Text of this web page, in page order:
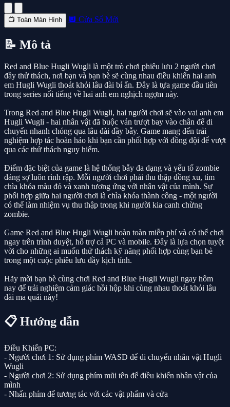
📺 Toàn Màn Hình 🔲 Cửa Sổ Mới
📝 Mô tả
Red and Blue Hugli Wugli là một trò chơi phiêu lưu 2 người chơi
đầy thử thách, nơi bạn và bạn bè sẽ cùng nhau điều khiển hai anh
em Hugli Wugli thoát khỏi lâu đài bí ẩn. Đây là tựa game đầu tiên
trong series nổi tiếng về hai anh em nghịch ngợm này.
Trong Red and Blue Hugli Wugli, hai người chơi sẽ vào vai anh em
Hugli Wugli - hai nhân vật đã buộc ván trượt bay vào chân để di
chuyển nhanh chóng qua lâu đài đầy bẫy. Game mang đến trải
nghiệm hợp tác hoàn hảo khi bạn cần phối hợp với đồng đội để vượt
qua các thử thách nguy hiểm.
Điểm đặc biệt của game là hệ thống bẫy đa dạng và yếu tố zombie
đáng sợ luôn rình rập. Mỗi người chơi phải thu thập đồng xu, tìm
chìa khóa màu đỏ và xanh tương ứng với nhân vật của mình. Sự
phối hợp giữa hai người chơi là chìa khóa thành công - một người
có thể làm nhiệm vụ thu thập trong khi người kia canh chừng
zombie.
Game Red and Blue Hugli Wugli hoàn toàn miễn phí và có thể chơi
ngay trên trình duyệt, hỗ trợ cả PC và mobile. Đây là lựa chọn tuyệt
vời cho những ai muốn thử thách kỹ năng phối hợp cùng bạn bè
trong một cuộc phiêu lưu đầy kịch tính.
Hãy mời bạn bè cùng chơi Red and Blue Hugli Wugli ngay hôm
nay để trải nghiệm cảm giác hồi hộp khi cùng nhau thoát khỏi lâu
đài ma quái này!
📋 Hướng dẫn
Điều Khiển PC:
- Người chơi 1: Sử dụng phím WASD để di chuyển nhân vật Hugli
Wugli
- Người chơi 2: Sử dụng phím mũi tên để điều khiển nhân vật của
mình
- Nhấn phím để tương tác với các vật phẩm và cửa